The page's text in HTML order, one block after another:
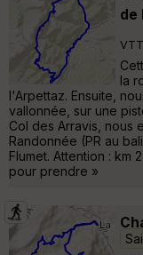
de
VTT
la
l'Arpettaz. Ensuite,
vallonnée, sur une
Col des Arravis, nous
Randonnée (PR au
Flumet. Attention : km
pour prendre »